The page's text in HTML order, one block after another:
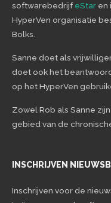
softwarebedrijfeStar en
HyperVen organisatie
Bolks.
Sanne doet als
doet ook het
op het HyperVen
Zowel Rob als Sanne
gebied van de
INSCHRIJVEN
Inschrijven voor de